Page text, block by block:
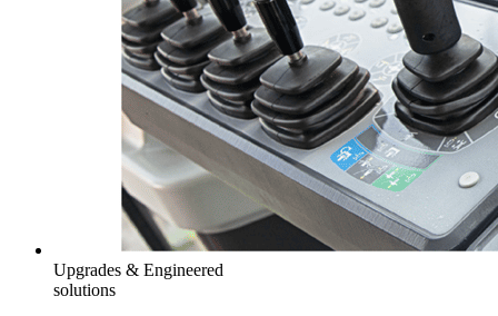
Upgrades & Engineered
solutions